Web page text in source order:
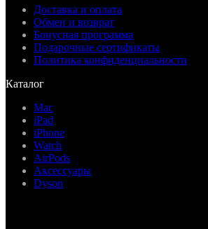
Доставка и оплата
Обмен и возврат
Бонусная программа
Подарочные сертификаты
Политика конфиденциальности
Каталог
Mac
iPad
iPhone
Watch
AirPods
Аксессуары
Dyson